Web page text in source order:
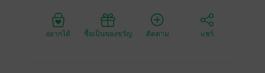
อยากได้ ซื้อเป็นของขวัญ ติดตาม แชร์